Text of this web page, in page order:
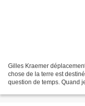
Gilles Kraemer
chose de la terre est
question de temps. Quand